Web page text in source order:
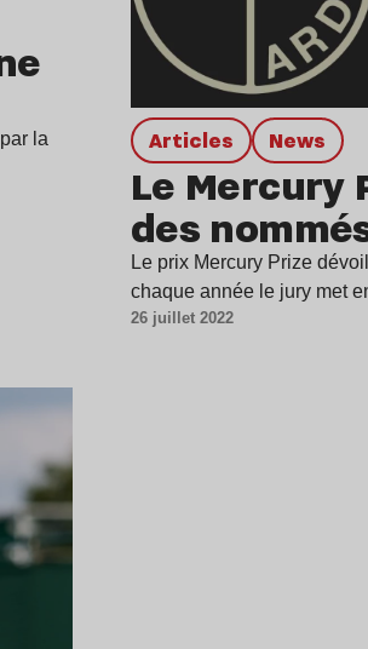
la
Articles news
Le Mercury
des
Le prix Mercury Prize
chaque année le jury met
26 juillet 2022